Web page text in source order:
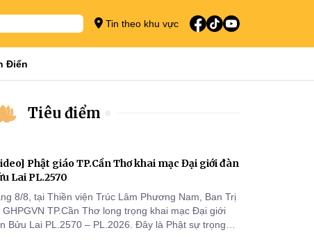
Tin theo khu vực
Điển
Tiêu điểm
Phật giáo TP.Cần Thơ khai mạc Đại giới đàn
Lai PL.2570
8/8, tại Thiền viện Trúc Lâm Phương Nam, Ban Trị
GHPGVN TP.Cần Thơ long trọng khai mạc Đại giới
Bửu Lai PL.2570 – PL.2026. Đây là Phật sự trọng